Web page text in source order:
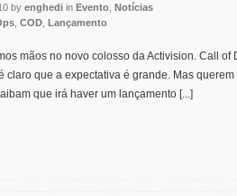
by enghedi in Evento Notícias
COD Lançamento
mãos no novo colosso da Activision. Call of
claro que a expectativa é grande. Mas
que irá haver um lançamento [...]